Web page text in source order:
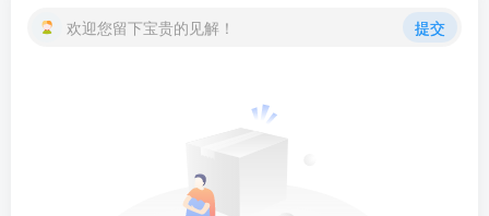
欢迎您留下宝贵的见解！ 提交